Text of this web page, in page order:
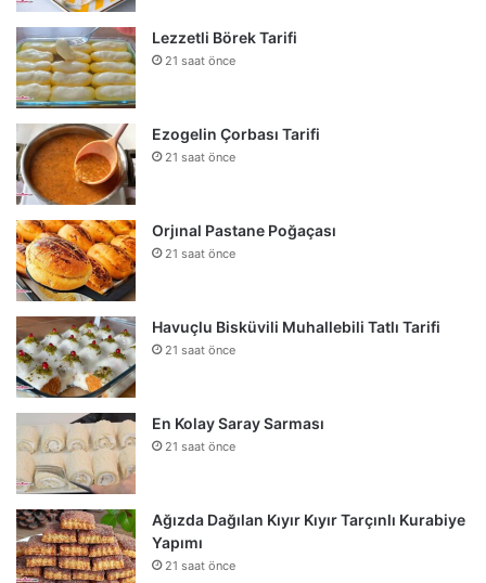
Lezzetli Börek Tarifi
21 saat önce
Ezogelin Çorbası Tarifi
21 saat önce
Orjınal Pastane Poğaçası
21 saat önce
Havuçlu Bisküvili Muhallebili Tatlı Tarifi
21 saat önce
En Kolay Saray Sarması
21 saat önce
Ağızda Dağılan Kıyır Kıyır Tarçınlı Kurabiye
Yapımı
21 saat önce